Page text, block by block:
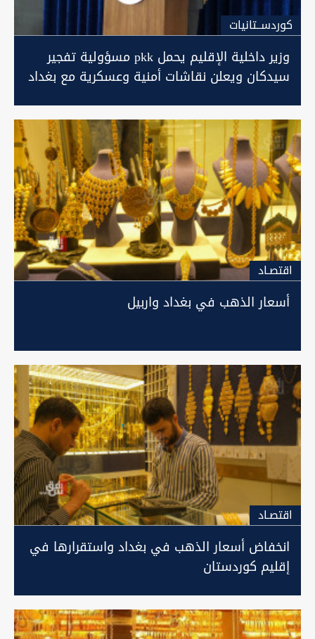
كوردســتانيات
وزير داخلية الإقليم يحمل pkk مسؤولية تفجير
سيدكان ويعلن نقاشات أمنية وعسكرية مع بغداد
اقتصـاد
أسعار الذهب في بغداد واربيل
اقتصـاد
انخفاض أسعار الذهب في بغداد واستقرارها في
إقليم كوردستان